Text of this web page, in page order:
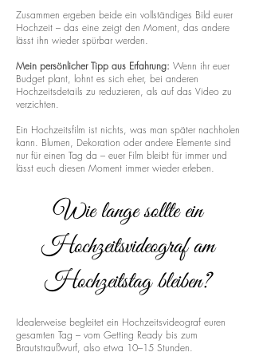
Zusammen ergeben beide ein vollständiges Bild eurer
Hochzeit – das eine zeigt den Moment, das andere
lässt ihn wieder spürbar werden.
Mein persönlicher Tipp aus Erfahrung: Wenn ihr euer
Budget plant, lohnt es sich eher, bei anderen
Hochzeitsdetails zu reduzieren, als auf das Video zu
verzichten.
Ein Hochzeitsfilm ist nichts, was man später nachholen
kann. Blumen, Dekoration oder andere Elemente sind
nur für einen Tag da – euer Film bleibt für immer und
lässt euch diesen Moment immer wieder erleben.
Wie lange sollte ein
Hochzeitsvideograf am
Hochzeitstag bleiben?
Idealerweise begleitet ein Hochzeitsvideograf euren
gesamten Tag – vom Getting Ready bis zum
Brautstraußwurf, also etwa 10–15 Stunden.